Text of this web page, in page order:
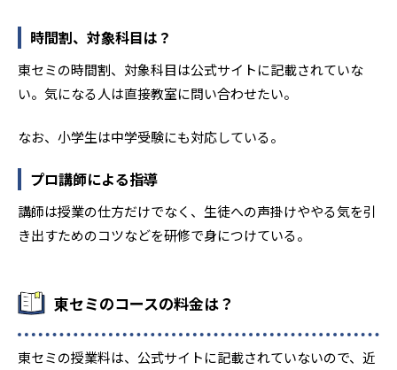
時間割、対象科目は？
東セミの時間割、対象科目は公式サイトに記載されていな
い。気になる人は直接教室に問い合わせたい。
なお、小学生は中学受験にも対応している。
プロ講師による指導
講師は授業の仕方だけでなく、生徒への声掛けややる気を引
き出すためのコツなどを研修で身につけている。
東セミのコースの料金は？
東セミの授業料は、公式サイトに記載されていないので、近